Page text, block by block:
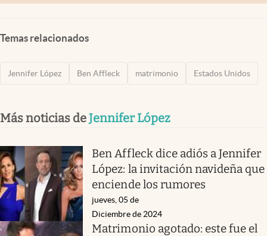
Temas relacionados
Jennifer López Ben Affleck matrimonio Estados Unidos
Más noticias deJennifer López
Ben Affleck dice adiós a Jennifer
López: la invitación navideña que
enciende los rumores
jueves, 05 de
Diciembre de 2024
Matrimonio agotado: este fue el